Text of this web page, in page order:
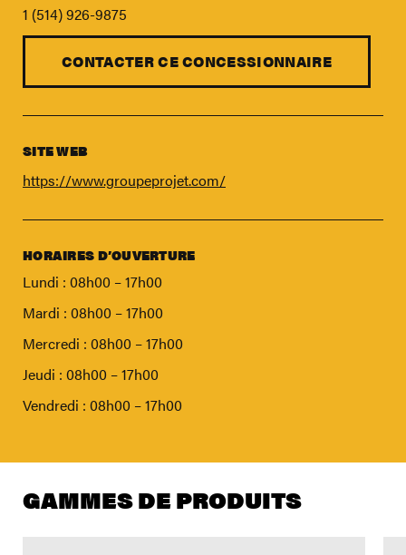
TROUVER UN DISTRIBUTEUR
À propos
Carrières
1 (514) 926-9875
CONTACTER CE CONCESSIONNAIRE
SITE WEB
https://www.groupeprojet.com/
HORAIRES D’OUVERTURE
Lundi : 08h00 – 17h00
Mardi : 08h00 – 17h00
Mercredi : 08h00 – 17h00
Jeudi : 08h00 – 17h00
Vendredi : 08h00 – 17h00
GAMMES DE PRODUITS